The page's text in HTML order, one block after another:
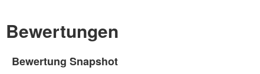
Bewertungen
Bewertung Snapshot